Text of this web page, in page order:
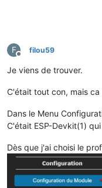
F
Offline
filou59
Je viens de trouver.
C'était tout con, mais
Dans le Menu
C'était ESP-Devkit(1)
Dès que j'ai choisi le